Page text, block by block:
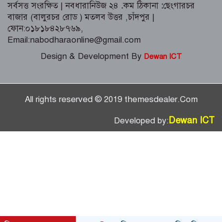
সর্বসত্ত সংরক্ষিত | নবধারানিউজ ২৪ .কম ঠিকানা :ছেংগারচর
বাজার (বালুরচর রোড ) মতলব উত্তর ,চাঁদপুর |
ফোন:০১৮১৮৪২৮৭৬৯,
Email:nabodharaonline@gmail.com
Design & Development By Dewan ICT
All rights reserved © 2019 themesdealer.Com
Developed by:Dewan ICT